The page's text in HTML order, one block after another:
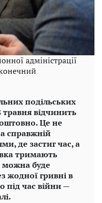
адміністрації
подільських
травня відчинить
Це не
справжній
де застиг час, а
тримають
можна буде
жодної гривні в
під час війни —